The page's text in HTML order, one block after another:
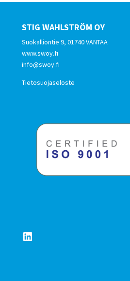
STIG WAHLSTRÖM OY
Suokalliontie 9, 01740 VANTAA
www.swoy.fi
info@swoy.fi
Tietosuojaseloste
LinkedIn